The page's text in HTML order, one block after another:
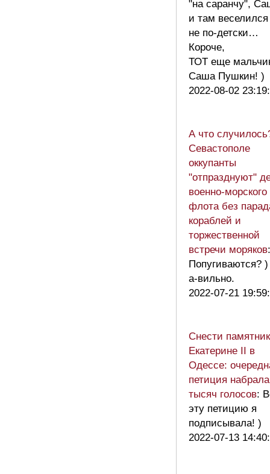
"на саранчу",
и там веселился
не по-детски…
Короче,
ТОТ еще
Саша Пушкин! )
2022-08-02
А что
Севастополе
оккупанты
"отпразднуют"
военно-морского
флота без
кораблей и
торжественной
встречи моряков:
Попугиваются?
а-вильно.
2022-07-21
Снести памятник
Екатерине II в
Одессе:
петиция
тысяч голосов:
эту петицию я
подписывала! )
2022-07-13